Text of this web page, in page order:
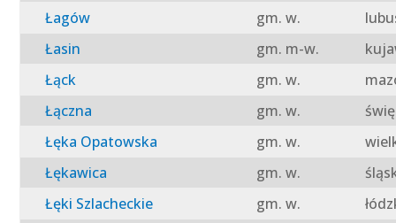
Łagów
gm. w.
Łasin
gm. m-w.
Łąck
gm. w.
Łączna
gm. w.
Łęka Opatowska
gm. w.
Łękawica
gm. w.
Łęki Szlacheckie
gm. w.